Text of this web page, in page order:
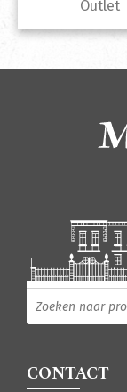
Outlet
CONTACT